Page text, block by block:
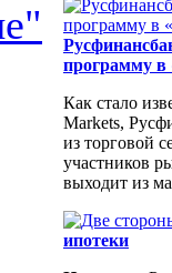
программу в
Как стало
Markets,
из торговой
участников
выходит из
ипотеки